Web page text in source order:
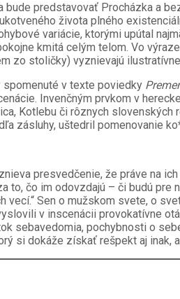
predstavovať Procházka a
života plného
variácie, ktorými upútal
kmitá celým telom. Vo
zo stoličky) vyznievajú
spomenuté v texte poviedky
Invenčným prvkom v
Kotlebu či rôznych
zásluhy, uštedril pomenovanie
presvedčenie, že práve na
čo im odovzdajú – či budú pre
Sen o mužskom svete, o
v inscenácii provokatívne
sebavedomia, pochybnosti o
si dokáže získať rešpekt aj inak,